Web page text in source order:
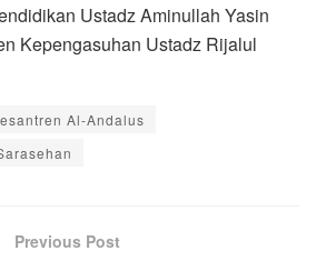
Ustadz Aminullah Yasin
Kepengasuhan Ustadz Rijalul
Al-Andalus
Previous Post